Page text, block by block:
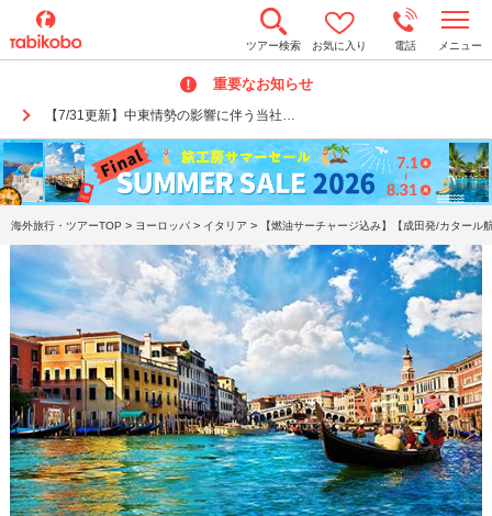
ツアー検索 お気に入り 電話 メニュー
重要なお知らせ
【7/31更新】中東情勢の影響に伴う当社…
o
n
a
v
i
g
a
t
i
o
n
海外旅行・ツアーTOP > ヨーロッパ > イタリア > 【燃油サーチャージ込み】【成田発/カター